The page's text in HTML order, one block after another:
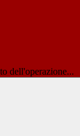
dell'operazione...